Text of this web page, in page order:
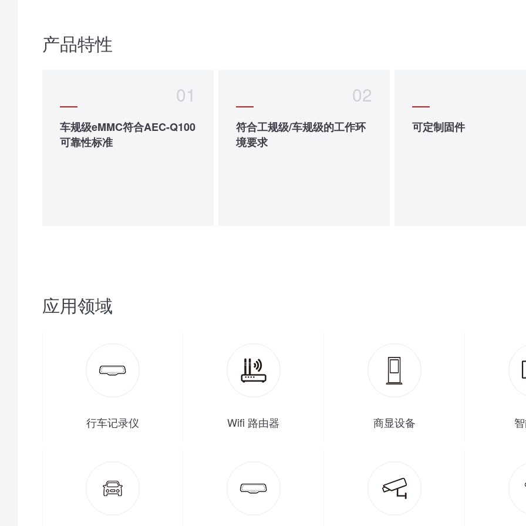
产品特性
01
车规级eMMC符合AEC-Q100
可靠性标准
02
符合工规级/车规级的工作环
境要求
可定制固件
应用领域
行车记录仪 Wifi 路由器 商显设备